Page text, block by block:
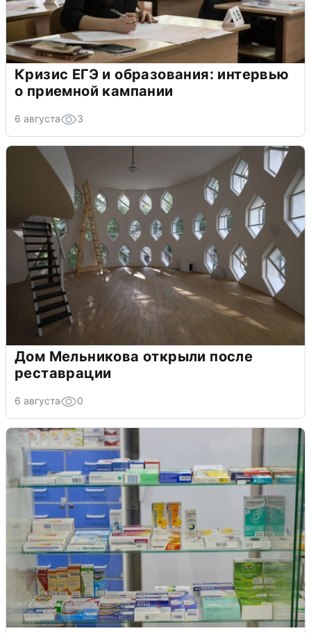
Кризис ЕГЭ и образования: интервью
о приемной кампании
6 августа 3
Дом Мельникова открыли после
реставрации
6 августа 0